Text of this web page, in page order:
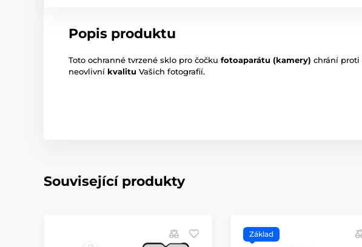
Popis produktu
Toto ochranné tvrzené sklo pro čočku fotoaparátu (kamery) chrání proti
neovlivní kvalitu Vašich fotografií.
Související produkty
Základ